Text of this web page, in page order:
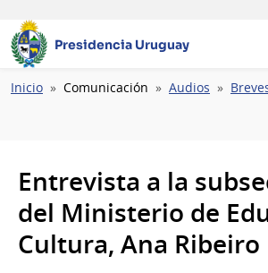
Presidencia Uruguay
Ruta
Inicio Comunicación Audios
Entrevista a la
del Ministerio de
Cultura, Ana Ribeiro